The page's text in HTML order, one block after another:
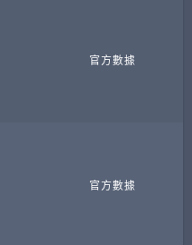
官方數據
官方數據